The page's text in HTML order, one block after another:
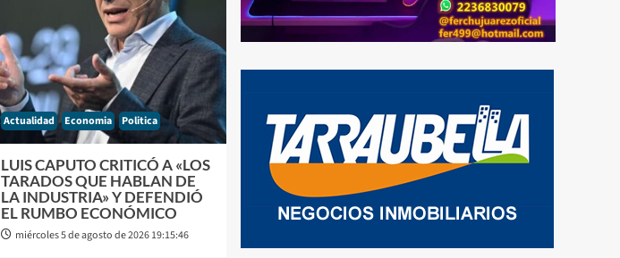
Actualidad Economia Politica
LUIS CAPUTO CRITICÓ A «LOS
TARADOS QUE HABLAN DE
LA INDUSTRIA» Y DEFENDIÓ
EL RUMBO ECONÓMICO
miércoles 5 de agosto de 2026 19:15:46